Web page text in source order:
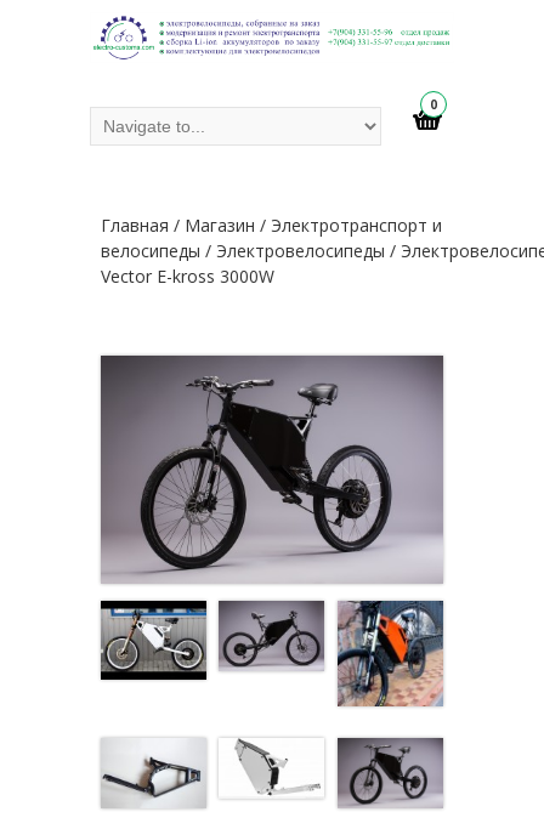
0
Главная / Магазин / Электротранспорт и
велосипеды / Электровелосипеды /
Vector E-kross 3000W